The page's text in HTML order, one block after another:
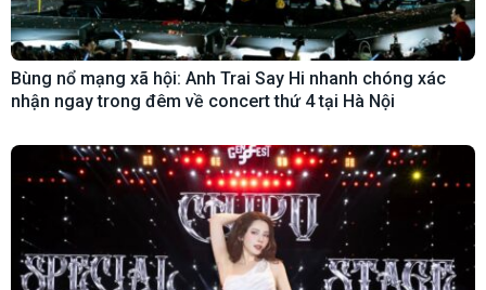
Bùng nổ mạng xã hội: Anh Trai Say Hi nhanh chóng xác
nhận ngay trong đêm về concert thứ 4 tại Hà Nội